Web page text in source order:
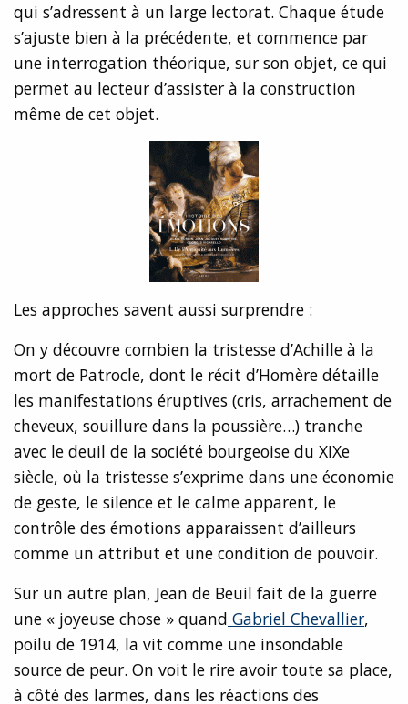
qui s’adressent à un large lectorat. Chaque étude
s’ajuste bien à la précédente, et commence par
une interrogation théorique, sur son objet, ce qui
permet au lecteur d’assister à la construction
même de cet objet.
Les approches savent aussi surprendre :
On y découvre combien la tristesse d’Achille à la
mort de Patrocle, dont le récit d’Homère détaille
les manifestations éruptives (cris, arrachement de
cheveux, souillure dans la poussière…) tranche
avec le deuil de la société bourgeoise du XIXe
siècle, où la tristesse s’exprime dans une économie
de geste, le silence et le calme apparent, le
contrôle des émotions apparaissent d’ailleurs
comme un attribut et une condition de pouvoir.
Sur un autre plan, Jean de Beuil fait de la guerre
une « joyeuse chose » quand Gabriel Chevallier,
poilu de 1914, la vit comme une insondable
source de peur. On voit le rire avoir toute sa place,
à côté des larmes, dans les réactions des